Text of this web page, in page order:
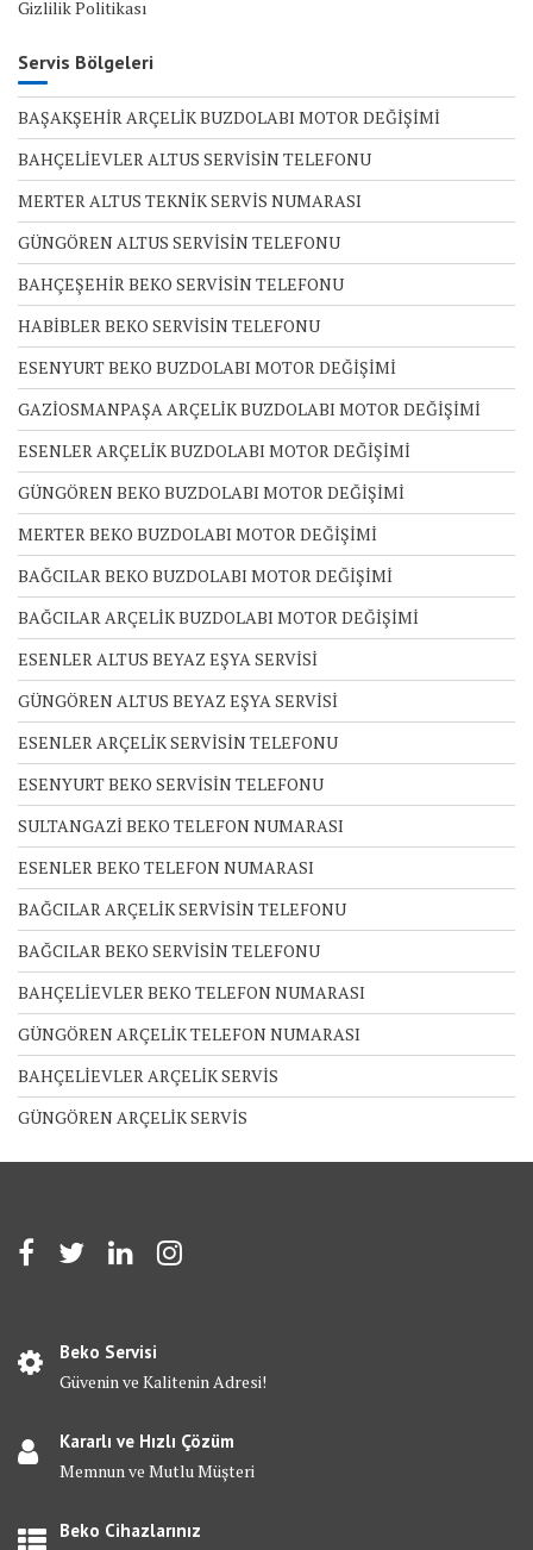
Gizlilik Politikası
Servis Bölgeleri
BAŞAKŞEHİR ARÇELİK BUZDOLABI MOTOR DEĞİŞİMİ
BAHÇELİEVLER ALTUS SERVİSİN TELEFONU
MERTER ALTUS TEKNİK SERVİS NUMARASI
GÜNGÖREN ALTUS SERVİSİN TELEFONU
BAHÇEŞEHİR BEKO SERVİSİN TELEFONU
HABİBLER BEKO SERVİSİN TELEFONU
ESENYURT BEKO BUZDOLABI MOTOR DEĞİŞİMİ
GAZİOSMANPAŞA ARÇELİK BUZDOLABI MOTOR DEĞİŞİMİ
ESENLER ARÇELİK BUZDOLABI MOTOR DEĞİŞİMİ
GÜNGÖREN BEKO BUZDOLABI MOTOR DEĞİŞİMİ
MERTER BEKO BUZDOLABI MOTOR DEĞİŞİMİ
BAĞCILAR BEKO BUZDOLABI MOTOR DEĞİŞİMİ
BAĞCILAR ARÇELİK BUZDOLABI MOTOR DEĞİŞİMİ
ESENLER ALTUS BEYAZ EŞYA SERVİSİ
GÜNGÖREN ALTUS BEYAZ EŞYA SERVİSİ
ESENLER ARÇELİK SERVİSİN TELEFONU
ESENYURT BEKO SERVİSİN TELEFONU
SULTANGAZİ BEKO TELEFON NUMARASI
ESENLER BEKO TELEFON NUMARASI
BAĞCILAR ARÇELİK SERVİSİN TELEFONU
BAĞCILAR BEKO SERVİSİN TELEFONU
BAHÇELİEVLER BEKO TELEFON NUMARASI
GÜNGÖREN ARÇELİK TELEFON NUMARASI
BAHÇELİEVLER ARÇELİK SERVİS
GÜNGÖREN ARÇELİK SERVİS
Beko Servisi
Güvenin ve Kalitenin Adresi!
Kararlı ve Hızlı Çözüm
Memnun ve Mutlu Müşteri
Beko Cihazlarınız